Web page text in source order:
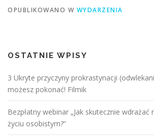
OPUBLIKOWANO W WYDARZENIA
OSTATNIE WPISY
3 Ukryte przyczyny prokrastynacji
możesz pokonać! Filmik
Bezpłatny webinar „Jak skutecznie wdrażać
życiu osobistym?”